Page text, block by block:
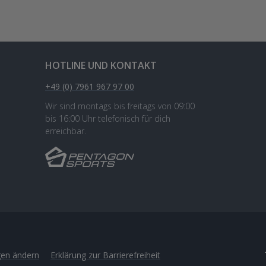
HOTLINE UND KONTAKT
+49 (0) 7961 967 97 00
Wir sind montags bis freitags von 09:00
bis 16:00 Uhr telefonisch für dich
erreichbar.
ändern Erklärung zur Barrierefreiheit